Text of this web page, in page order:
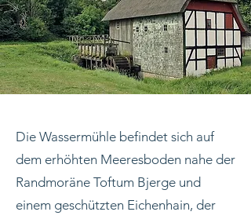
Die Wassermühle befindet sich auf
dem erhöhten Meeresboden nahe der
Randmoräne Toftum Bjerge und
einem geschützten Eichenhain, der